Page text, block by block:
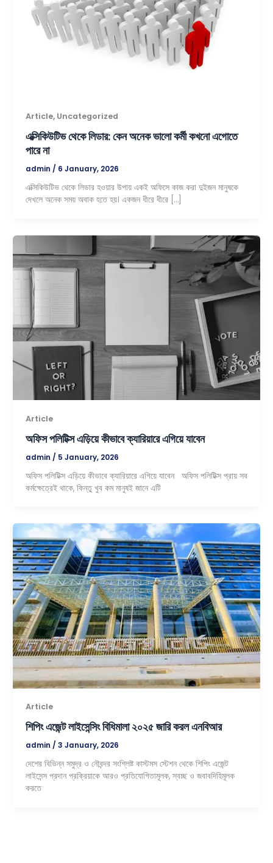
Article, Uncategorized
এক্সিকিউটিভ থেকে লিডার: কেন অনেক ভালো কর্মী কখনো এগোতে
পারে না
admin / 6 January, 2026
এক্সিকিউটিভ থেকে লিডার হওয়ার উপায় একই অফিসে কাজ করা দুইজন মানুষকে
দেখলে অনেক সময় অবাক হতে হয়। একজন ধীরে ধীরে […]
Article
অফিস পলিটিক্স এড়িয়ে কীভাবে ক্যারিয়ারে এগিয়ে যাবেন
admin / 5 January, 2026
অফিস পলিটিক্স এড়িয়ে কীভাবে ক্যারিয়ারে এগিয়ে যাবেন অফিস পলিটিক্স প্রায় সব
কর্মক্ষেত্রেই থাকে, কিন্তু খুব কম মানুষই জানে এটি
Article
শিপিং এজেন্ট লাইসেন্সিং বিধিমালা ২০২৫ জারি করল এনবিআর
admin / 3 January, 2026
দেশের বিভিন্ন সমুদ্র ও নৌবন্দর সংশ্লিষ্ট কাস্টমস স্টেশন থেকে শিপিং এজেন্ট
লাইসেন্স প্রদান প্রক্রিয়াকে আরও প্রতিযোগিতামূলক, স্বচ্ছ ও জবাবদিহিমূলক
করতে